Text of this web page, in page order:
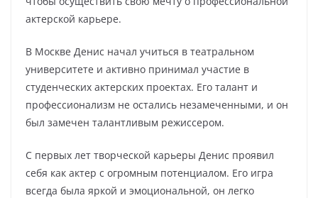
актерской карьере.
В Москве Денис начал учиться в театральном
университете и активно принимал участие в
студенческих актерских проектах. Его талант и
профессионализм не остались незамеченными, и он
был замечен талантливым режиссером.
С первых лет творческой карьеры Денис проявил
себя как актер с огромным потенциалом. Его игра
всегда была яркой и эмоциональной, он легко